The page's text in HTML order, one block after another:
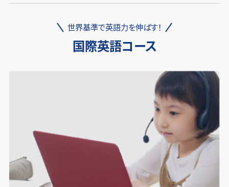
世界基準で英語力を伸ばす！
国際英語コース